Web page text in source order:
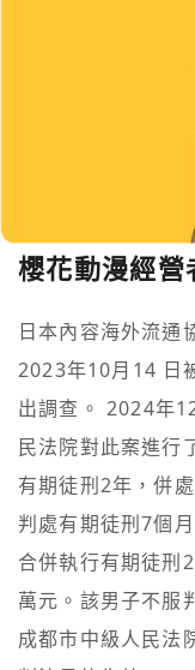
櫻花動漫經營
日本內容海外流通
2023年10月14 日
出調查。 2024年
民法院對此案進行
有期徒刑2年，併
判處有期徒刑7個
合併執行有期徒刑
萬元。該男子不服
成都市中級人民法